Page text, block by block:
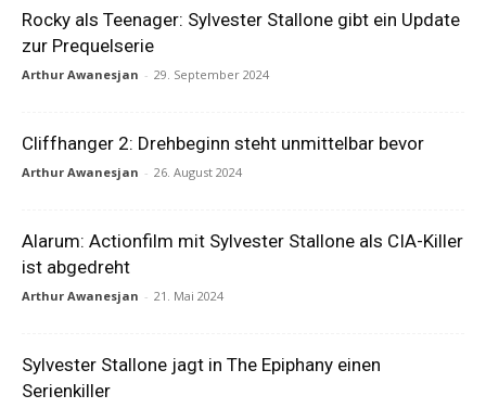
Rocky als Teenager: Sylvester Stallone gibt ein Update
zur Prequelserie
Arthur Awanesjan - 29. September 2024
Cliffhanger 2: Drehbeginn steht unmittelbar bevor
Arthur Awanesjan - 26. August 2024
Alarum: Actionfilm mit Sylvester Stallone als CIA-Killer
ist abgedreht
Arthur Awanesjan - 21. Mai 2024
Sylvester Stallone jagt in The Epiphany einen
Serienkiller